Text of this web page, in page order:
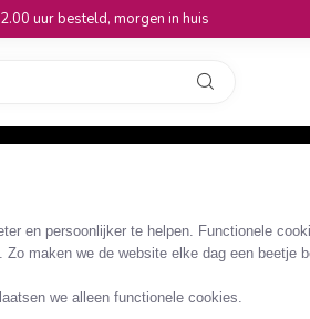
en persoonlijker te helpen. Functionele
maken we de website elke dag een beetje
we alleen functionele cookies.
uur besteld, morgen in huis